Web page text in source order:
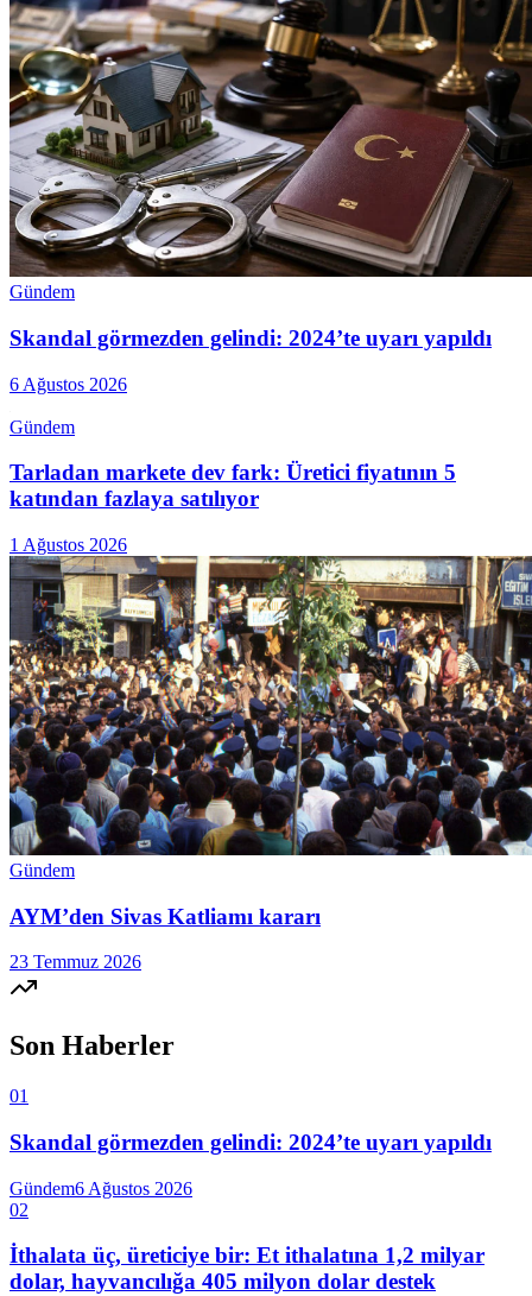
Gündem
Skandal görmezden gelindi: 2024’te uyarı yapıldı
6 Ağustos 2026
Gündem
Tarladan markete dev fark: Üretici fiyatının 5
katından fazlaya satılıyor
1 Ağustos 2026
Gündem
AYM’den Sivas Katliamı kararı
23 Temmuz 2026
Son Haberler
01
Skandal görmezden gelindi: 2024’te uyarı yapıldı
Gündem6 Ağustos 2026
02
İthalata üç, üreticiye bir: Et ithalatına 1,2 milyar
dolar, hayvancılığa 405 milyon dolar destek